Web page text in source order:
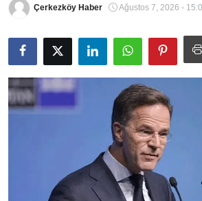
Ekonomi Haberleri
Magazin Haberleri
Spor Haberleri
Teknoloji Haberleri
Çerkezköy
Çerkezköy Haber Ağustos 7, 2026 -